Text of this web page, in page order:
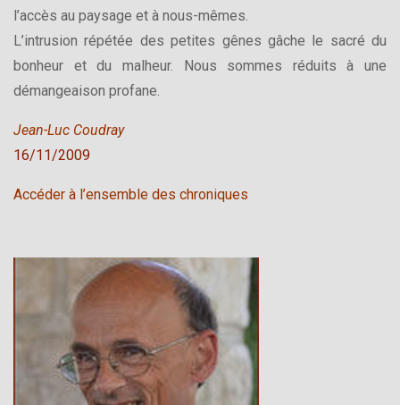
l’accès au paysage et à nous-mêmes.
L’intrusion répétée des petites gênes gâche le sacré du
bonheur et du malheur. Nous sommes réduits à une
démangeaison profane.
Jean-Luc Coudray
16/11/2009
Accéder à l’ensemble des chroniques